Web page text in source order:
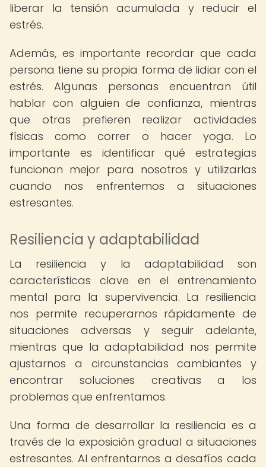
liberar la tensión acumulada y reducir el
estrés.
Además, es importante recordar que cada
persona tiene su propia forma de lidiar con el
estrés. Algunas personas encuentran útil
hablar con alguien de confianza, mientras
que otras prefieren realizar actividades
físicas como correr o hacer yoga. Lo
importante es identificar qué estrategias
funcionan mejor para nosotros y utilizarlas
cuando nos enfrentemos a situaciones
estresantes.
Resiliencia y adaptabilidad
La resiliencia y la adaptabilidad son
características clave en el entrenamiento
mental para la supervivencia. La resiliencia
nos permite recuperarnos rápidamente de
situaciones adversas y seguir adelante,
mientras que la adaptabilidad nos permite
ajustarnos a circunstancias cambiantes y
encontrar soluciones creativas a los
problemas que enfrentamos.
Una forma de desarrollar la resiliencia es a
través de la exposición gradual a situaciones
estresantes. Al enfrentarnos a desafíos cada